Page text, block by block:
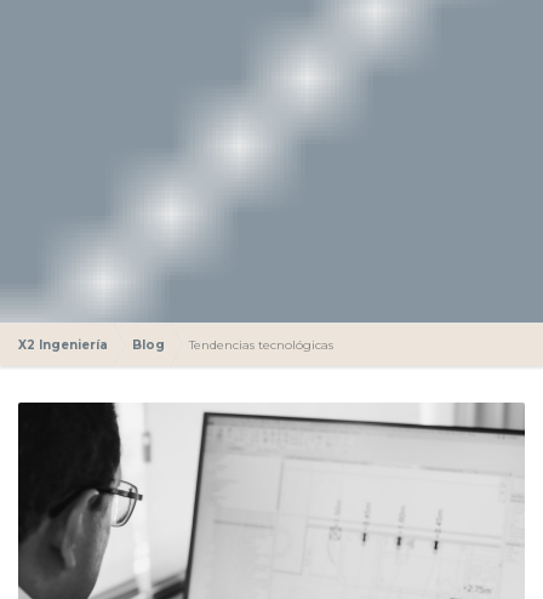
X2 Ingeniería Blog Tendencias tecnológicas